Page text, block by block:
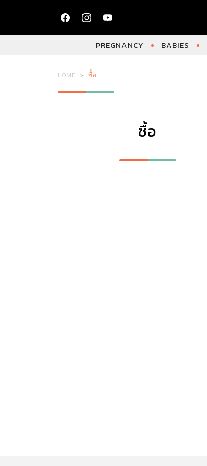
PREGNANCY BABIES
HOME ซื้อ
ซื้อ